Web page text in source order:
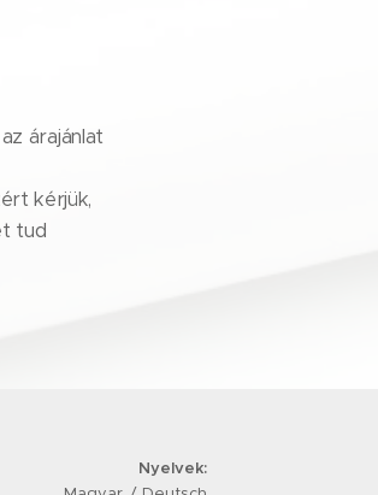
árajánlat
kérjük,
tud
Nyelvek